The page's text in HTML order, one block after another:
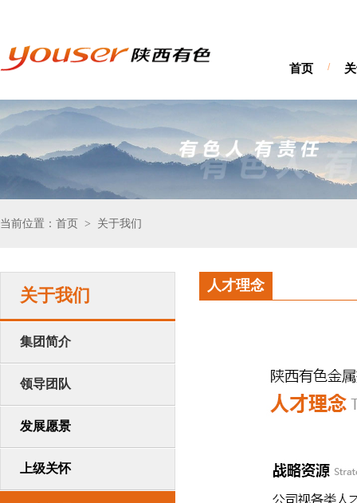
首页 /
当前位置：首页 > 关于我们
关于我们
集团简介
领导团队
发展愿景
上级关怀
人才理念